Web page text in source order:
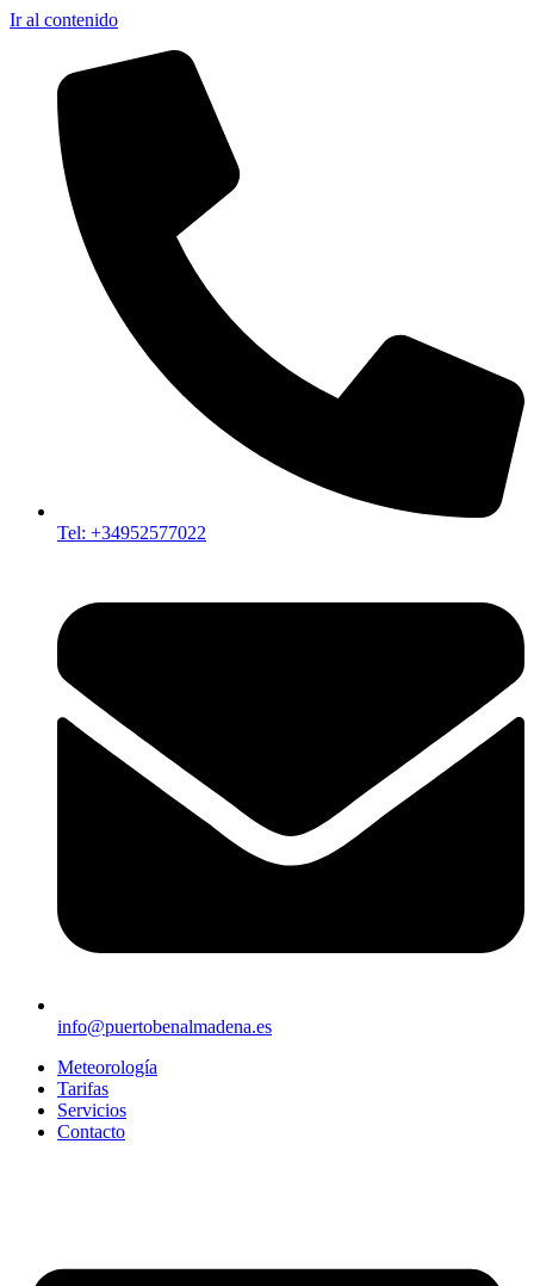
Ir al contenido
Tel: +34952577022
info@puertobenalmadena.es
Meteorología
Tarifas
Servicios
Contacto